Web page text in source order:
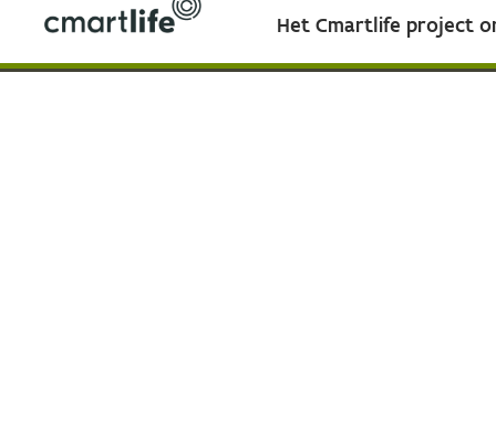
Het Cmartlife project